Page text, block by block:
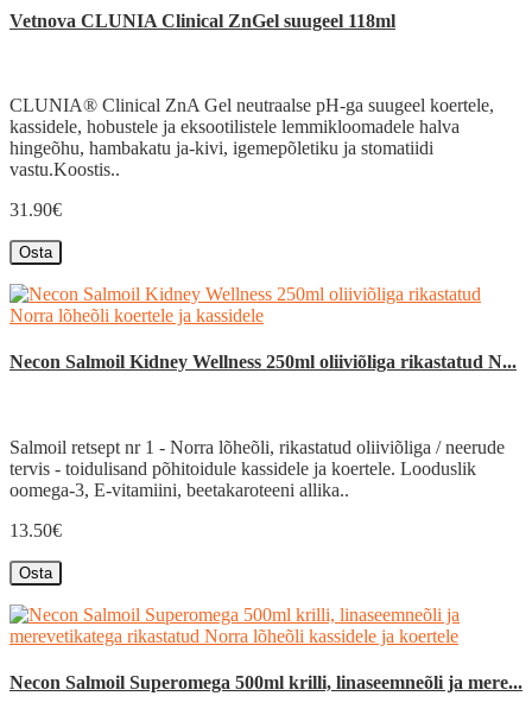
Vetnova CLUNIA Clinical ZnGel suugeel 118ml
CLUNIA® Clinical ZnA Gel neutraalse pH-ga suugeel koertele,
kassidele, hobustele ja eksootilistele lemmikloomadele halva
hingeõhu, hambakatu ja-kivi, igemepõletiku ja stomatiidi
vastu.Koostis..
31.90€
Osta
Necon Salmoil Kidney Wellness 250ml oliiviõliga rikastatud N...
Salmoil retsept nr 1 - Norra lõheõli, rikastatud oliiviõliga / neerude
tervis - toidulisand põhitoidule kassidele ja koertele. Looduslik
oomega-3, E-vitamiini, beetakaroteeni allika..
13.50€
Osta
Necon Salmoil Superomega 500ml krilli, linaseemneõli ja mere...